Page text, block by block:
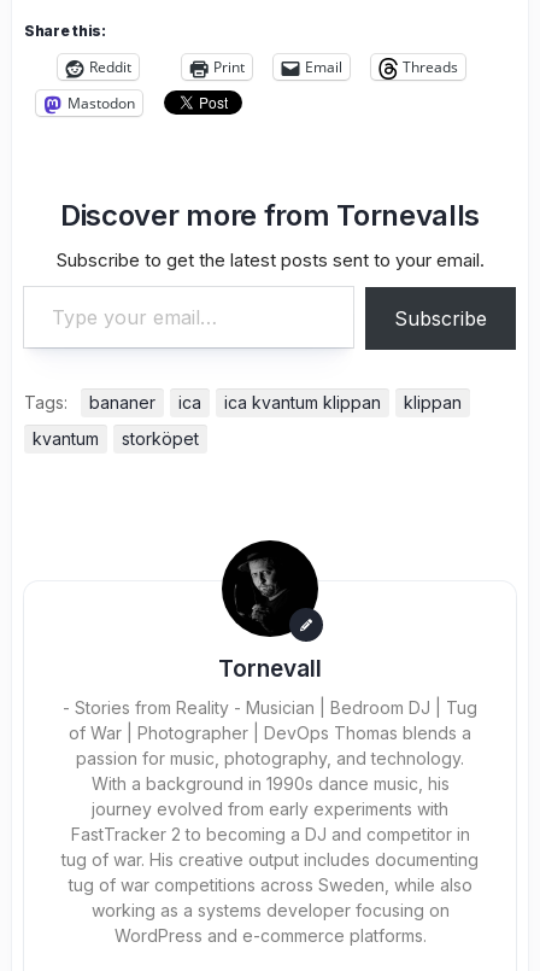
Share this:
Reddit Print Email
Threads
Mastodon
Discover more from Tornevalls
Subscribe to get the latest posts sent to your email.
Type your email…
Subscribe
Tags: bananer ica ica kvantum klippan
klippan
kvantum
storköpet
Tornevall
- Stories from Reality - Musician | Bedroom DJ | Tug
of War | Photographer | DevOps Thomas blends a
passion for music, photography, and technology.
With a background in 1990s dance music, his
journey evolved from early experiments with
FastTracker 2 to becoming a DJ and competitor in
tug of war. His creative output includes documenting
tug of war competitions across Sweden, while also
working as a systems developer focusing on
WordPress and e-commerce platforms.